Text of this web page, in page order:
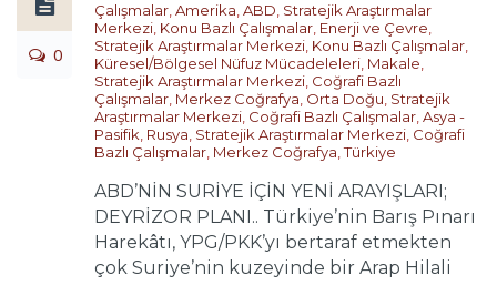
0
Çalışmalar Amerika ABD Stratejik Araştırmalar
Merkezi Konu Bazlı Çalışmalar Enerji ve Çevre
Stratejik Araştırmalar Merkezi Konu Bazlı Çalışmalar
Küresel/Bölgesel Nüfuz Mücadeleleri Makale
Stratejik Araştırmalar Merkezi Coğrafi Bazlı
Çalışmalar Merkez Coğrafya Orta Doğu Stratejik
Araştırmalar Merkezi Coğrafi Bazlı Çalışmalar Asya -
Pasifik Rusya Stratejik Araştırmalar Merkezi Coğrafi
Bazlı Çalışmalar Merkez Coğrafya ,Türkiye
ABD’NİN SURİYE İÇİN YENİ ARAYIŞLARI;
DEYRİZOR PLANI.. Türkiye’nin Barış Pınarı
Harekâtı, YPG/PKK’yı bertaraf etmekten
çok Suriye’nin kuzeyinde bir Arap Hilali